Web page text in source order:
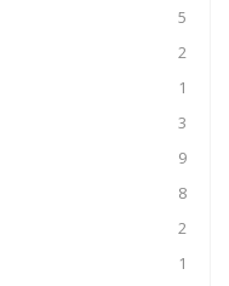
5
2
1
3
9
8
2
1